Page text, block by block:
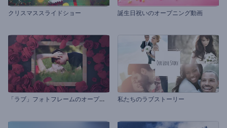
クリスマススライドショー 誕生日祝いのオープニング動画
「
ラブ」フォトフレームのオープニング 私たちのラブストーリー